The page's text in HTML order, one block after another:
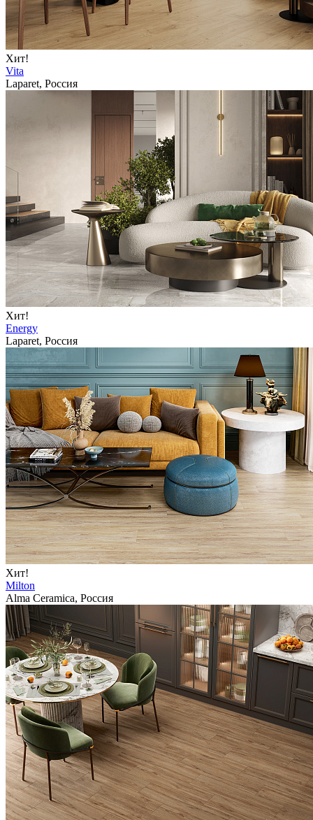
Хит!
Vita
Laparet, Россия
Хит!
Energy
Laparet, Россия
Хит!
Milton
Alma Ceramica, Россия